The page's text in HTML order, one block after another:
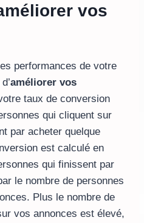
vos
performances de votre
améliorer vos
taux de conversion
qui cliquent sur
par acheter quelque
est calculé en
qui finissent par
le nombre de personnes
Plus le nombre de
vos annonces est élevé,